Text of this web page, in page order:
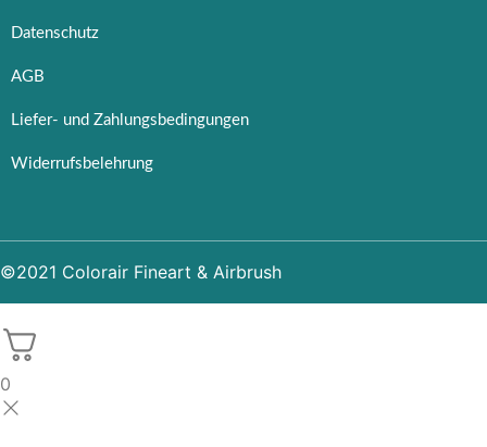
Datenschutz
AGB
Liefer- und Zahlungsbedingungen
Widerrufsbelehrung
©2021 Colorair Fineart & Airbrush
0